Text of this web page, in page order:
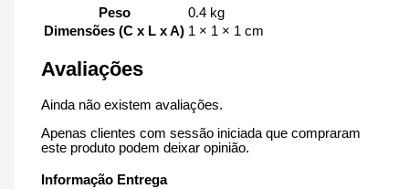
Peso
0.4 kg
Dimensões (C x L x A) 1 × 1 × 1 cm
Avaliações
Ainda não existem avaliações.
Apenas clientes com sessão iniciada que compraram
este produto podem deixar opinião.
Informação Entrega